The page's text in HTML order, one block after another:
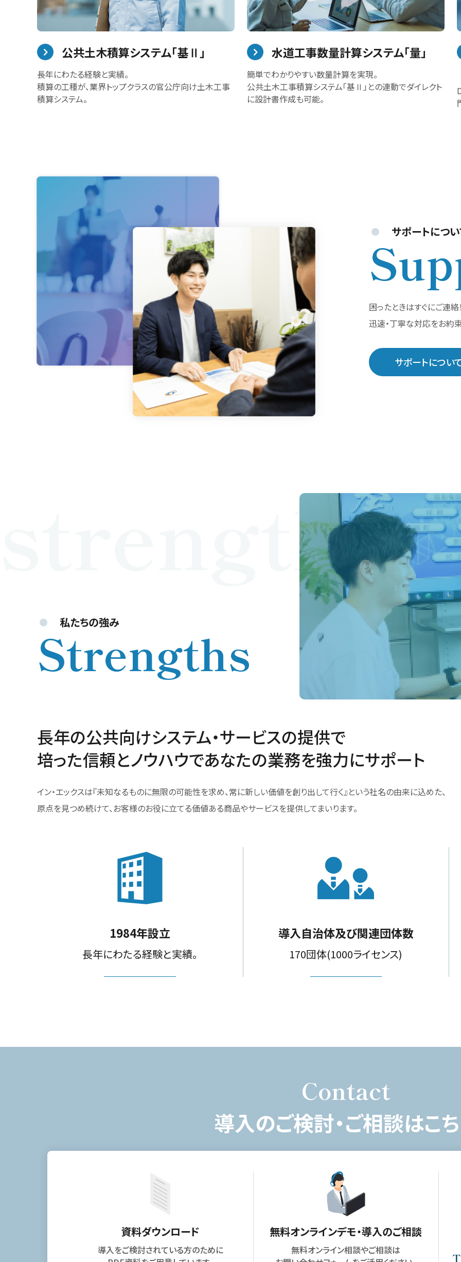
公共土木積算システム「基Ⅱ」
長年にわたる経験と実績。
積算の工種が、業界トップクラスの官公庁向け土木工事
積算システム。
水道工事数量計算システム「量」
簡単でわかりやすい数量計算を実現。
公共土木工事積算システム「基Ⅱ」との連動でダイレクト
に設計書作成も可能。
サポートにつ
困ったときはすぐにご連絡
迅速・丁寧な対応をお約
サポートについ
私たちの強み
Strengths
長年の公共向けシステム・サービスの提供で
培った信頼とノウハウであなたの業務を強力にサポート
イン・エックスは『未知なるものに無限の可能性を求め、常に新しい価値を創り出して行く』という社名の由来に込めた、
原点を見つめ続けて、お客様のお役に立てる価値ある商品やサービスを提供してまいります。
1984年設立
長年にわたる経験と実績。
導入自治体及び関連団体数
170団体(1000ライセンス)
Contact
導入のご検討・ご相談はこ
資料ダウンロード
導入をご検討されている方のために
無料オンラインデモ・導入のご相談
無料オンライン相談やご相談は